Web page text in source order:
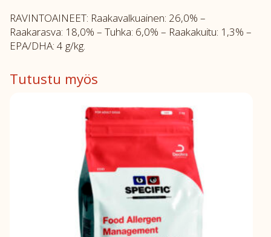
RAVINTOAINEET: Raakavalkuainen: 26,0% –
Raakarasva: 18,0% – Tuhka: 6,0% – Raakakuitu: 1,3% –
EPA/DHA: 4 g/kg.
Tutustu myös